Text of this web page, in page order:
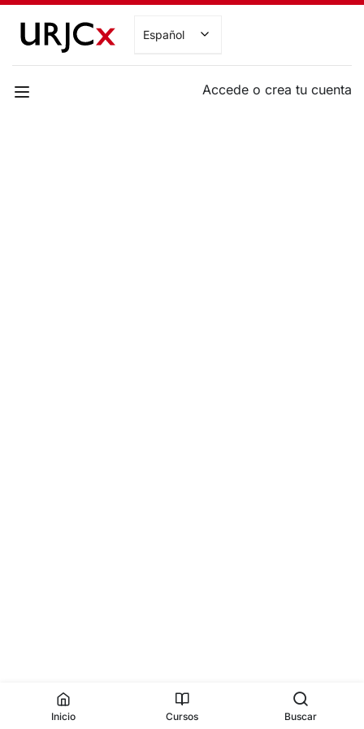
Español
Accede o crea tu cuenta
Inicio Cursos Buscar